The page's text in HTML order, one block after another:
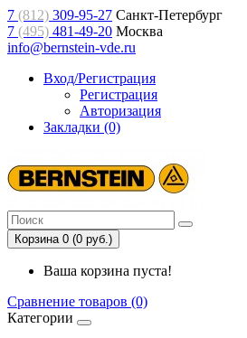
7 (812) 309-95-27 Санкт-Петербург
7 (495) 481-49-20 Москва
info@bernstein-vde.ru
Вход/Регистрация
Регистрация
Авторизация
Закладки (0)
Корзина 0 (0 руб.)
Ваша корзина пуста!
Сравнение товаров (0)
Категории